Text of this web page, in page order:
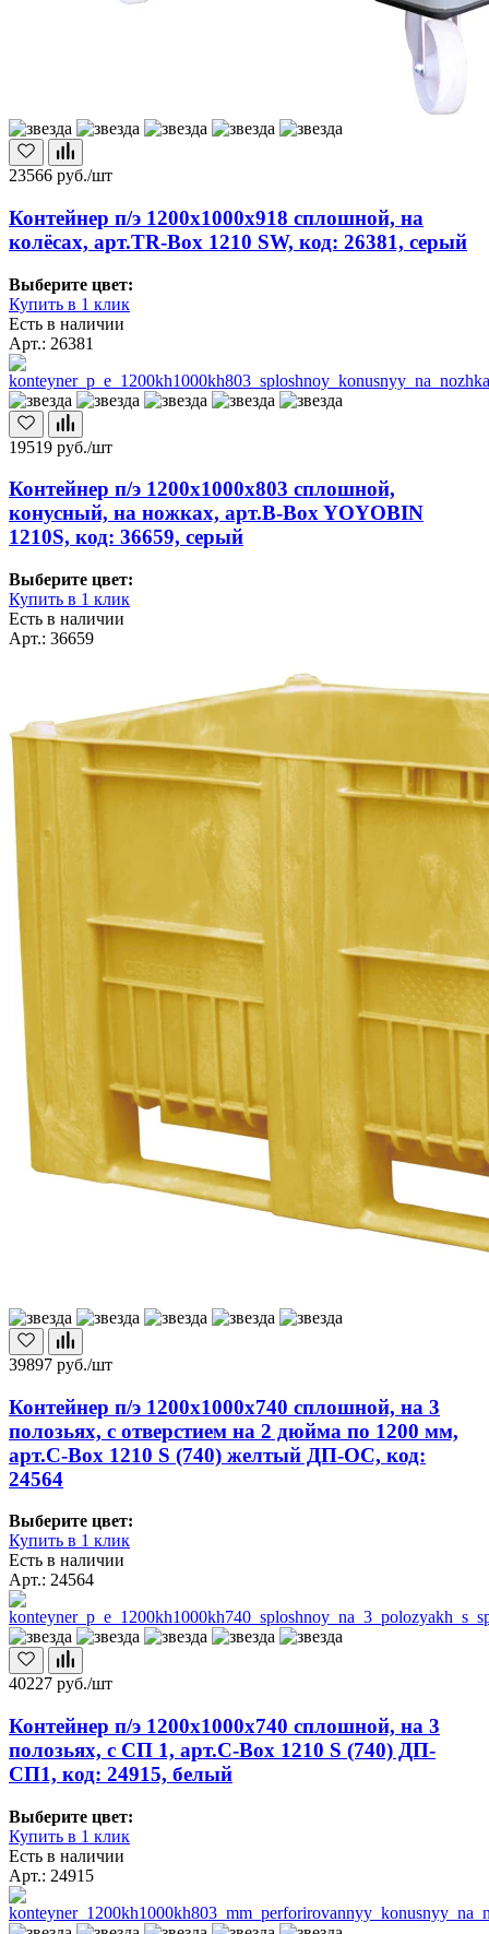
23566 руб./шт
Контейнер п/э 1200х1000х918 сплошной, на
колёсах, арт.TR-Box 1210 SW, код: 26381, серый
Выберите цвет:
Купить в 1 клик
Есть в наличии
Арт.: 26381
19519 руб./шт
Контейнер п/э 1200х1000х803 сплошной,
конусный, на ножках, арт.B-Box YOYOBIN
1210S, код: 36659, серый
Выберите цвет:
Купить в 1 клик
Есть в наличии
Арт.: 36659
39897 руб./шт
Контейнер п/э 1200х1000х740 сплошной, на 3
полозьях, с отверстием на 2 дюйма по 1200 мм,
арт.C-Box 1210 S (740) желтый ДП-ОС, код:
24564
Выберите цвет:
Купить в 1 клик
Есть в наличии
Арт.: 24564
40227 руб./шт
Контейнер п/э 1200х1000х740 сплошной, на 3
полозьях, с СП 1, арт.C-Box 1210 S (740) ДП-
СП1, код: 24915, белый
Выберите цвет:
Купить в 1 клик
Есть в наличии
Арт.: 24915